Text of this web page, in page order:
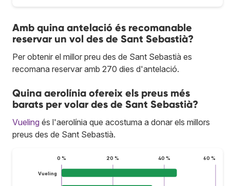
Amb quina antelació és recomanable
reservar un vol des de Sant Sebastià?
Per obtenir el millor preu des de Sant Sebastià es
recomana reservar amb 270 dies d'antelació.
Quina aerolínia ofereix els preus més
barats per volar des de Sant Sebastià?
Vueling és l'aerolínia que acostuma a donar els millors
preus des de Sant Sebastià.
0 % 20 % 40 % 60 %
Vueling